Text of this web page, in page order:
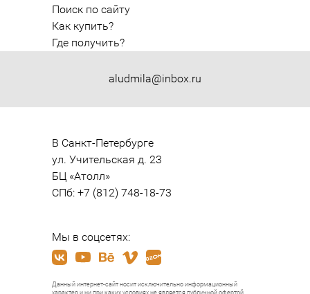
aludmila@inbox.ru
Поиск по сайту
Как купить?
Где получить?
В Санкт-Петербурге
ул. Учительская д. 23
БЦ «Атолл»
СПб: +7 (812) 748-18-73
Мы в соцсетях:
Данный интернет-сайт носит исключительно информационный
характер и ни при каких условиях не является публичной офертой,